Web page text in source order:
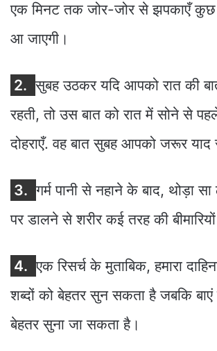
एक मिनट तक जोर-जोर से झपकाएँ कुछ
आ जाएगी।
2. सुबह उठकर यदि आपको रात की
रहती, तो उस बात को रात में सोने से
दोहराएँ. वह बात सुबह आपको जरूर याद
3. गर्म पानी से नहाने के बाद, थोड़ा सा
पर डालने से शरीर कई तरह की
4. एक रिसर्च के मुताबिक, हमारा
शब्दों को बेहतर सुन सकता है जबकि
बेहतर सुना जा सकता है।